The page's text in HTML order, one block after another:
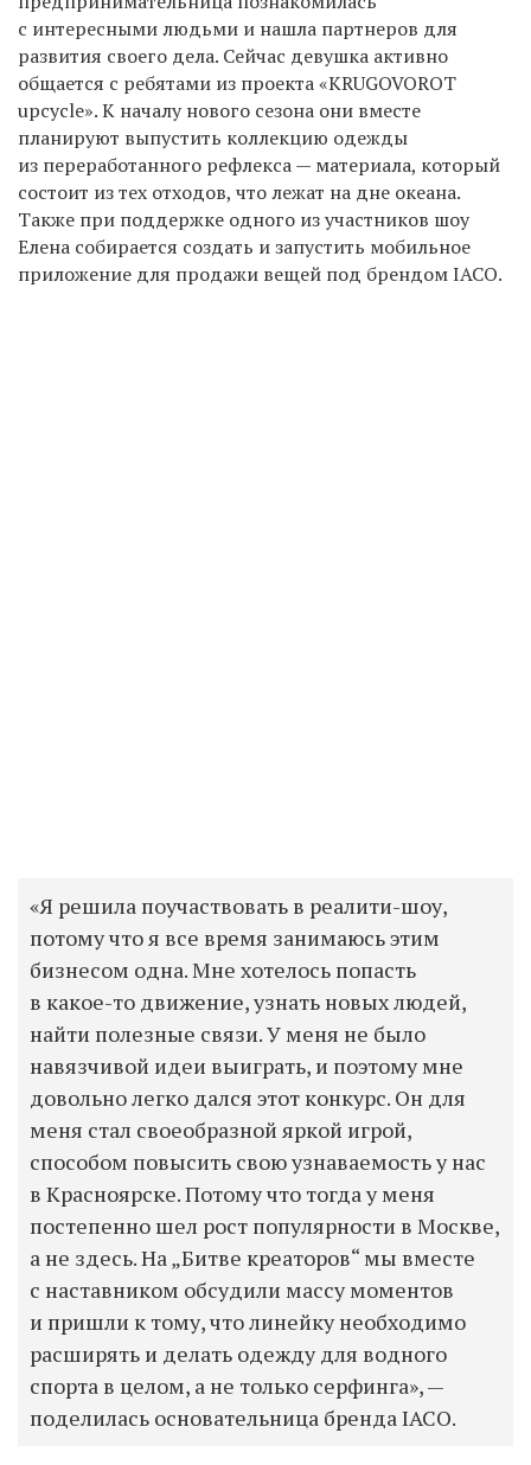
с интересными людьми и нашла партнеров для
развития своего дела. Сейчас девушка активно
общается с ребятами из проекта «KRUGOVOROT
upcycle». К началу нового сезона они вместе
планируют выпустить коллекцию одежды
из переработанного рефлекса — материала, который
состоит из тех отходов, что лежат на дне океана.
Также при поддержке одного из участников шоу
Елена собирается создать и запустить мобильное
приложение для продажи вещей под брендом IACO.
«Я решила поучаствовать в реалити-шоу,
потому что я все время занимаюсь этим
бизнесом одна. Мне хотелось попасть
в какое-то движение, узнать новых людей,
найти полезные связи. У меня не было
навязчивой идеи выиграть, и поэтому мне
довольно легко дался этот конкурс. Он для
меня стал своеобразной яркой игрой,
способом повысить свою узнаваемость у нас
в Красноярске. Потому что тогда у меня
постепенно шел рост популярности в Москве,
а не здесь. На „Битве креаторов“ мы вместе
с наставником обсудили массу моментов
и пришли к тому, что линейку необходимо
расширять и делать одежду для водного
спорта в целом, а не только серфинга», —
поделилась основательница бренда IACO.